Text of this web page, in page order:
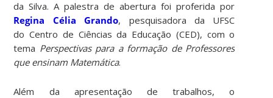
da Silva. A palestra de abertura foi proferida por
Regina Célia Grando, pesquisadora da UFSC
do Centro de Ciências da Educação (CED), com o
tema Perspectivas para a formação de Professores
que ensinam Matemática.
Além da apresentação de trabalhos, o